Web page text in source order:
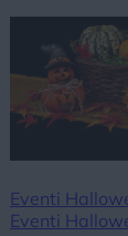
Eventi
Eventi